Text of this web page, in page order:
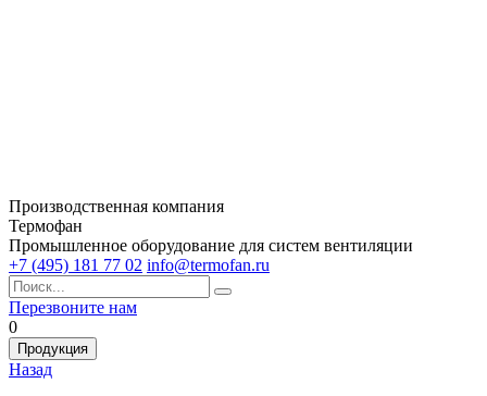
Производственная компания
Термофан
Промышленное оборудование для систем вентиляции
+7 (495) 181 77 02 info@termofan.ru
Перезвоните нам
0
Продукция
Назад